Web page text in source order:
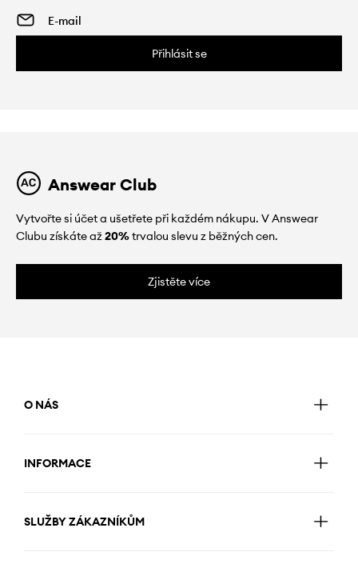
Přihlásit se
Answear Club
Vytvořte si účet a ušetřete při každém nákupu. V Answear
Clubu získáte až20%trvalou slevu z běžných cen.
Zjistěte více
O NÁS
INFORMACE
SLUŽBY ZÁKAZNÍKŮM